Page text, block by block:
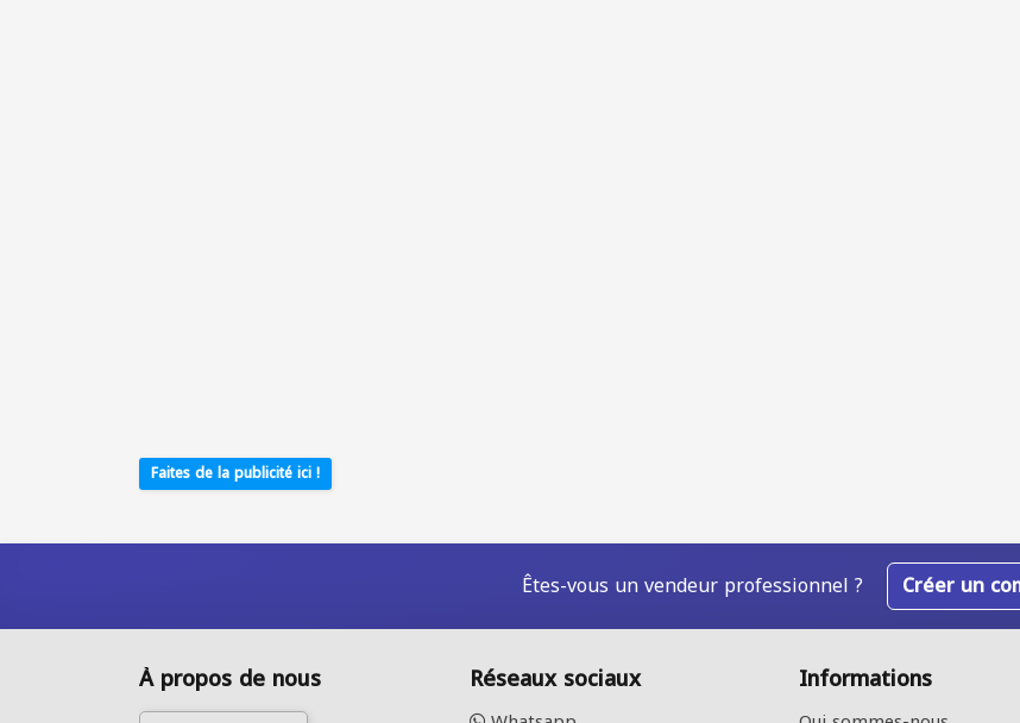
Faites de la publicité ici !
Êtes-vous un vendeur professionnel ? Créer un
À propos de nous Réseaux sociaux Informations